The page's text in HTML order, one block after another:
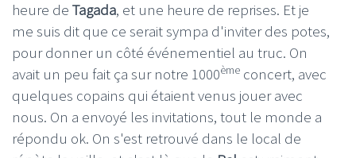
heure de Tagada, et une heure de reprises. Et je
me suis dit que ce serait sympa d'inviter des potes,
pour donner un côté événementiel au truc. On
avait un peu fait ça sur notre 1000ème concert, avec
quelques copains qui étaient venus jouer avec
nous. On a envoyé les invitations, tout le monde a
répondu ok. On s'est retrouvé dans le local de